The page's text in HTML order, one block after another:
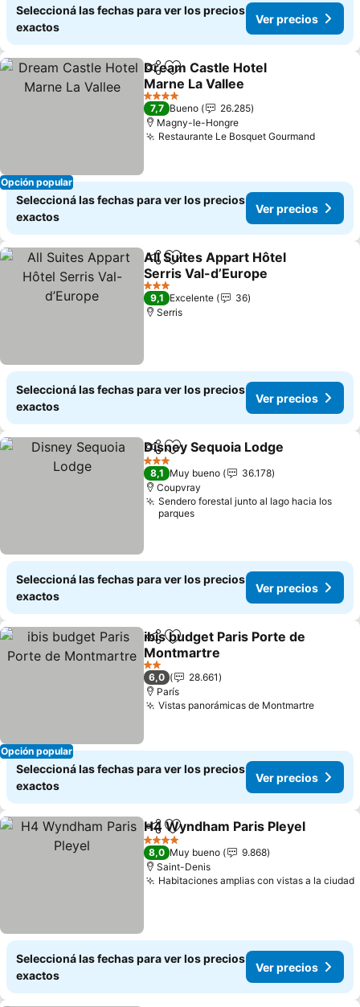
Seleccioná las fechas para ver los precios
exactos
Ver precios
Opción popular
CompartirAñadir a favoritos
Dream Castle Hotel
Marne La Vallee
Ver precios
4 Estrellas
7,7 Bueno
26.285
Magny-le-Hongre
Restaurante Le Bosquet GourmandVer
Seleccioná las fechas para ver los precios
exactos
Ver precios
CompartirAñadir a favoritos
All Suites Appart Hôtel
Serris Val-d’Europe
Ver precios
3 Estrellas
9,1 Excelente
36
Serris
Seleccioná las fechas para ver los precios
exactos
Ver precios
CompartirAñadir a favoritos
Disney Sequoia Lodge
3 Estrellas
8,1 Muy bueno
36.178
Coupvray
Sendero forestal junto al lago hacia los
parques
Seleccioná las fechas para ver los precios
exactos
Ver precios
Opción popular
CompartirAñadir a favoritos
ibis budget Paris Porte de
Montmartre
Ver precios
2 Estrellas
6,0
28.661
París
Vistas panorámicas de MontmartreVer
Seleccioná las fechas para ver los precios
exactos
Ver precios
CompartirAñadir a favoritos
H4 Wyndham Paris Pleyel
4 Estrellas
8,0 Muy bueno
9.868
Saint-Denis
Habitaciones amplias con vistas a la ciudad
Seleccioná las fechas para ver los precios
exactos
Ver precios